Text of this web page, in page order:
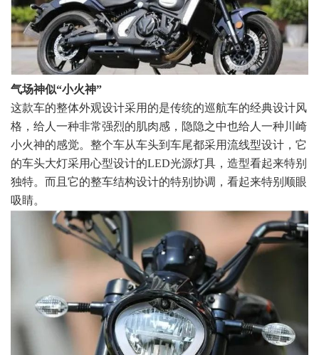
气场神似“小火神”
这款车的整体外观设计采用的是传统的巡航车的经典设计风
格，给人一种非常强烈的肌肉感，隐隐之中也给人一种川崎
小火神的感觉。整个车从车头到车尾都采用流线型设计，它
的车头大灯采用心型设计的LED光源灯具，造型看起来特别
独特。而且它的整车结构设计的特别协调，看起来特别顺眼
吸睛。